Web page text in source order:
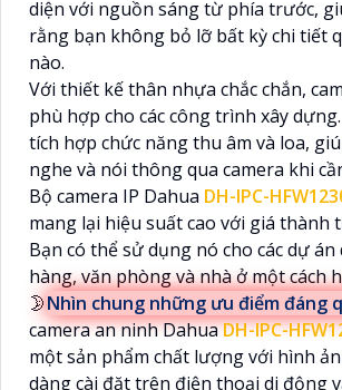
diện với nguồn sáng từ phía trước,
rằng bạn không bỏ lỡ bất kỳ chi tiết
nào.
Với thiết kế thân nhựa chắc chắn,
phù hợp cho các công trình xây
tích hợp chức năng thu âm và loa,
nghe và nói thông qua camera khi
Bộ camera IP Dahua DH-IPC-
mang lại hiệu suất cao với giá thành
Bạn có thể sử dụng nó cho các dự án
hàng, văn phòng và nhà ở một cách
🌛Nhìn chung những ưu điểm đáng
camera an ninh DahuaDH-IPC-
một sản phẩm chất lượng với hình
dàng cài đặt trên điện thoại di động